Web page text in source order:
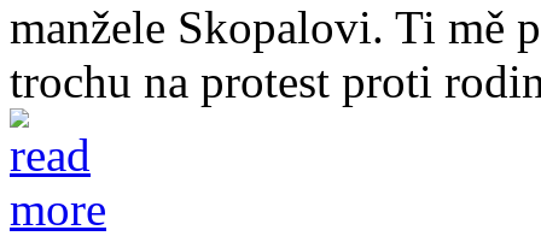
manžele Skopalovi. Ti mě
trochu na protest proti